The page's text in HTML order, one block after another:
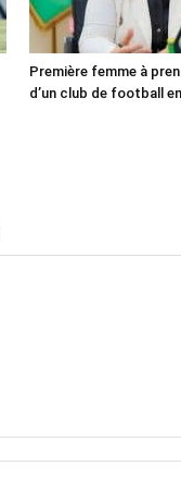
Première femme à
d’un club de football